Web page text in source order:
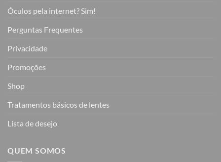
Óculos pela internet? Sim!
Perguntas Frequentes
Privacidade
Promoções
Shop
Tratamentos básicos de lentes
Lista de desejo
QUEM SOMOS